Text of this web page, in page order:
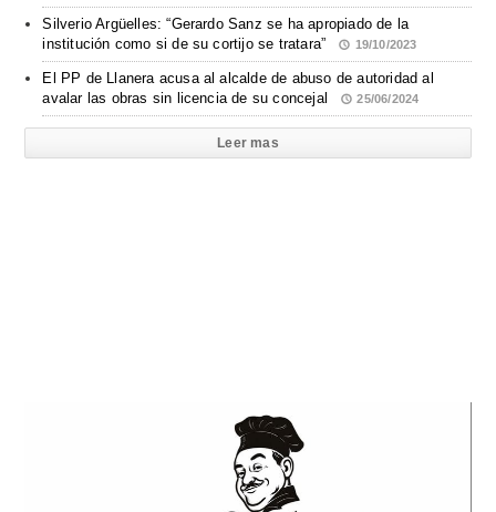
Silverio Argüelles: “Gerardo Sanz se ha apropiado de la
institución como si de su cortijo se tratara”
19/10/2023
El PP de Llanera acusa al alcalde de abuso de autoridad al
avalar las obras sin licencia de su concejal
25/06/2024
Leer mas